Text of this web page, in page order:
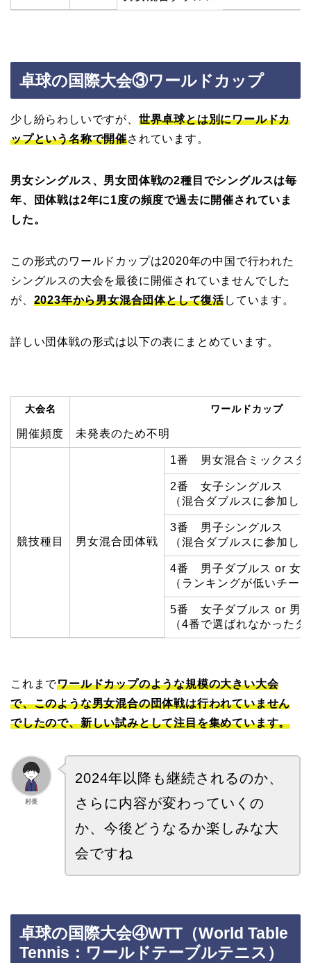
卓球の国際大会③ワールドカップ
少し紛らわしいですが、 世界卓球とは別にワールドカ
ップという名称で開催されています。
男女シングルス、男女団体戦の2種目でシングルスは毎
年、団体戦は2年に1度の頻度で過去に開催されていま
した。
この形式のワールドカップは2020年の中国で行われた
シングルスの大会を最後に開催されていませんでした
が、 2023年から男女混合団体として復活しています。
詳しい団体戦の形式は以下の表にまとめています。
大会名 ワールドカップ
開催頻度 未発表のため不明
競技種目 男女混合団体戦
1番 男女混合ミックスダ
2番 女子シングルス
（混合ダブルスに参加し
3番 男子シングルス
（混合ダブルスに参加し
4番 男子ダブルス or 女
（ランキングが低いチー
5番 女子ダブルス or 男
（4番で選ばれなかった
これまでワールドカップのような規模の大きい大会
で、このような男女混合の団体戦は行われていません
でしたので、新しい試みとして注目を集めています。
村長
2024年以降も継続されるのか、
さらに内容が変わっていくの
か、今後どうなるか楽しみな大
会ですね
卓球の国際大会④WTT（World Table
Tennis：ワールドテーブルテニス）